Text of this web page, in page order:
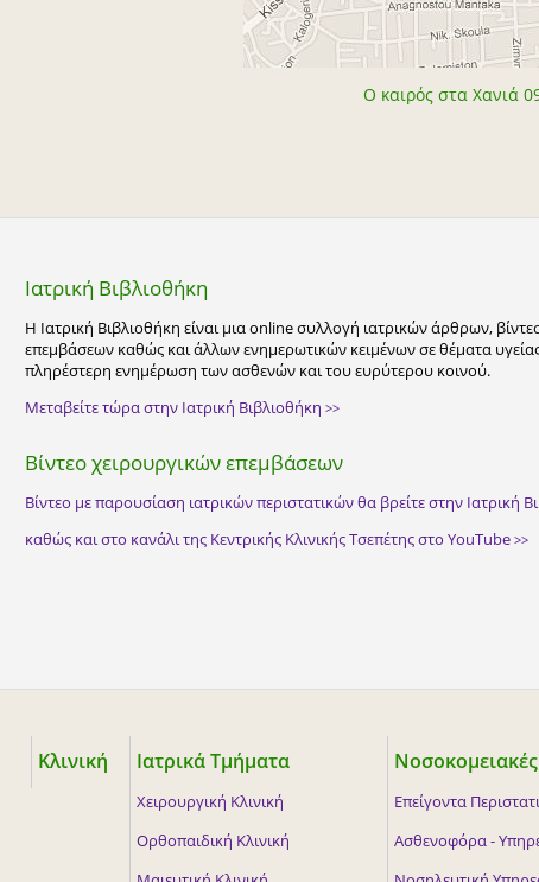
Ο καιρός στα Χανιά
Ιατρική Βιβλιοθήκη
Η Ιατρική Βιβλιοθήκη είναι μια online συλλογή ιατρικών άρθρων,
επεμβάσεων καθώς και άλλων ενημερωτικών κειμένων σε θέματα
πληρέστερη ενημέρωση των ασθενών και του ευρύτερου κοινού.
Μεταβείτε τώρα στην Ιατρική Βιβλιοθήκη >>
Βίντεο χειρουργικών επεμβάσεων
Βίντεο με παρουσίαση ιατρικών περιστατικών θα βρείτε στην Ιατρική
καθώς και στο κανάλι της Κεντρικής Κλινικής Τσεπέτης στο YouTube >>
Κλινική Ιατρικά Τμήματα
Χειρουργική Κλινική
Ορθοπαιδική Κλινική
Επείγοντα
Ασθενοφόρα -